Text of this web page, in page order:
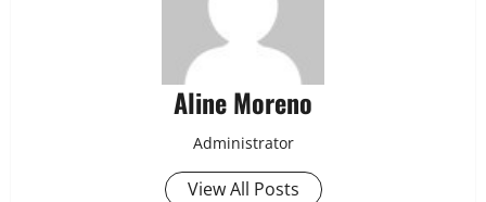
Aline Moreno
Administrator
View All Posts